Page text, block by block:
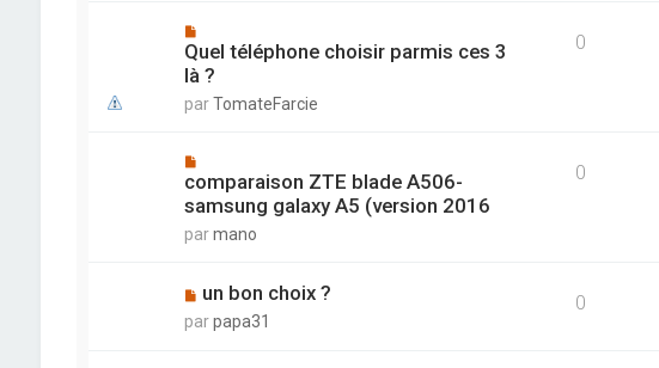
Quel téléphone choisir parmis ces 3
là ?
parTomateFarcie
0
comparaison ZTE blade A506-
samsung galaxy A5 (version 2016
parmano
0
un bon choix ?
parpapa31
0